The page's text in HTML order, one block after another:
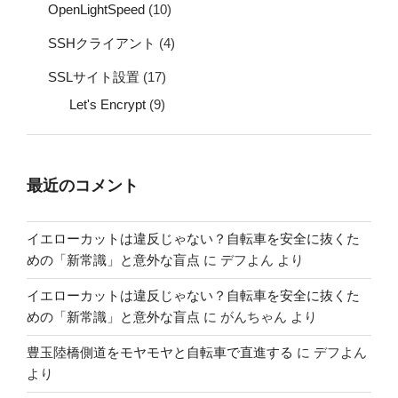
OpenLightSpeed (10)
SSHクライアント (4)
SSLサイト設置 (17)
Let's Encrypt (9)
最近のコメント
イエローカットは違反じゃない？自転車を安全に抜くた
めの「新常識」と意外な盲点 に デフよん より
イエローカットは違反じゃない？自転車を安全に抜くた
めの「新常識」と意外な盲点 に がんちゃん より
豊玉陸橋側道をモヤモヤと自転車で直進する に デフよん
より